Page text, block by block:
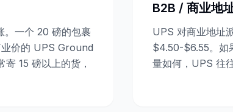
。一个 20 磅的包裹
价的 UPS Ground
15 磅以上的货，
B2B / 商业地
UPS 对商业地址
$4.50-$6.55。如
量如何，UPS 往